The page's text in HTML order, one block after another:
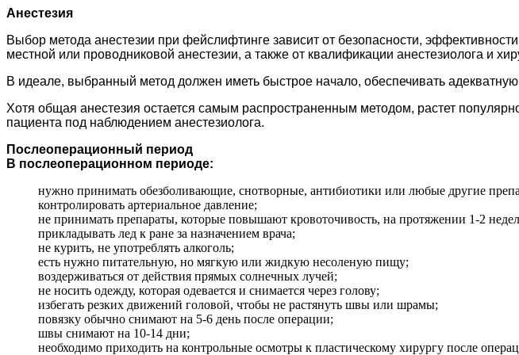
Анестезия
Выбор метода анестезии при фейслифтинге зависит от безопасности,
местной или проводниковой анестезии, а также от квалификации анестезиолога и
В идеале, выбранный метод должен иметь быстрое начало, обеспечивать
Хотя общая анестезия остается самым распространенным методом, растет
пациента под наблюдением анестезиолога.
Послеоперационный период
В послеоперационном периоде:
нужно принимать обезболивающие, снотворные, антибиотики или любые другие
контролировать артериальное давление;
не принимать препараты, которые повышают кровоточивость, на протяжении 1-2
прикладывать лед к ране за назначением врача;
не курить, не употреблять алкоголь;
есть нужно питательную, но мягкую или жидкую несоленую пищу;
воздерживаться от действия прямых солнечных лучей;
не носить одежду, которая одевается и снимается через голову;
избегать резких движений головой, чтобы не растянуть швы или шрамы;
повязку обычно снимают на 5-6 день после операции;
швы снимают на 10-14 дни;
необходимо приходить на контрольные осмотры к пластическому хирургу после